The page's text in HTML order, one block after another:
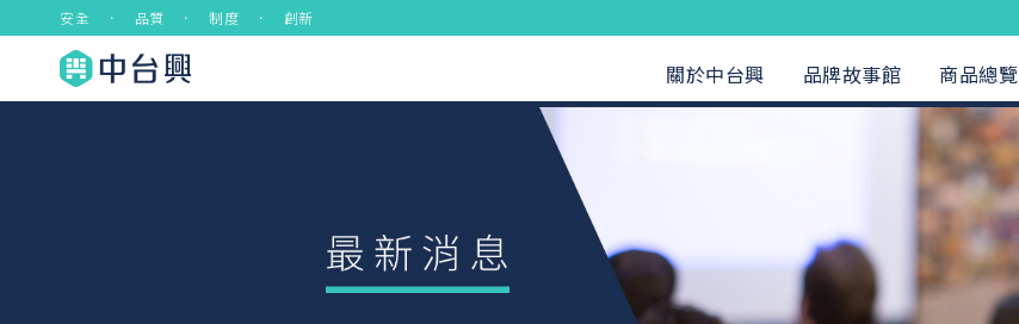
安全 ． 品質 ． 制度 ． 創新
關於中台興 品牌故事館 商品總覽